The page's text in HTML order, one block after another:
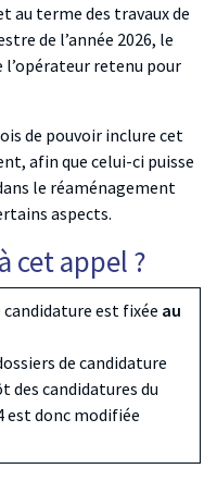
au terme des travaux de
de l’année 2026, le
retenu pour
de pouvoir inclure cet
afin que celui-ci puisse
le réaménagement
aspects.
cet appel ?
candidature est fixée au
de candidature
des candidatures du
est donc modifiée